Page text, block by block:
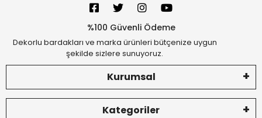
%100 Güvenli Ödeme
Dekorlu bardakları ve marka ürünleri bütçenize uygun
şekilde sizlere sunuyoruz.
Kurumsal
Kategoriler